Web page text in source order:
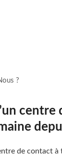
?
de contact à